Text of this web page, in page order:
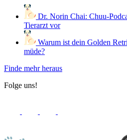
Dr. Norin Chai: Chuu-
Tierarzt vor
Warum ist dein Golden
müde?
Finde mehr heraus
Folge uns!